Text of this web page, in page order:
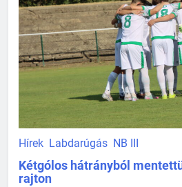
Hírek Labdarúgás NB III
Kétgólos hátrányból
rajton